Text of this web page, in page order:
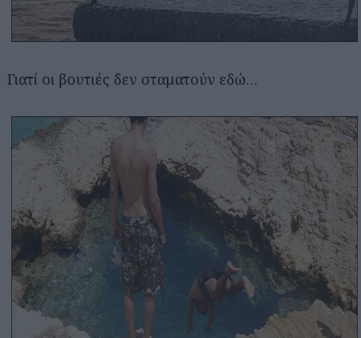
Γιατί οι βουτιές δεν σταματούν εδώ…